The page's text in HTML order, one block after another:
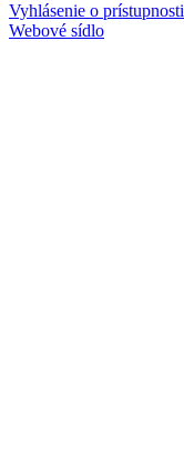
Vyhlásenie o prístupnosti
Webové sídlo